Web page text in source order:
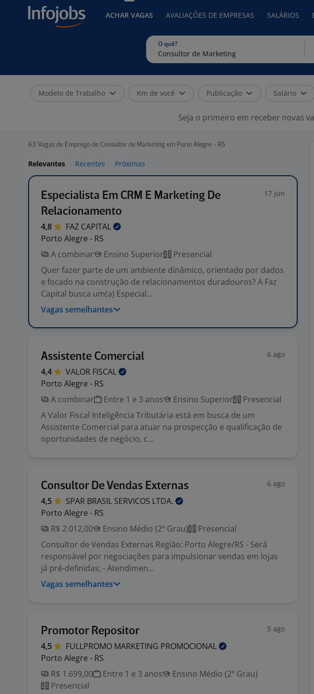
ACHAR VAGAS AVALIAÇÕES DE EMPRESAS SALÁRIOS
O quê?
Modelo de Trabalho Km de você Publicação Salário
Seja o primeiro em receber novas
63 Vagas de Emprego de Consultor de Marketing em Porto Alegre - RS
Relevantes Recentes Próximas
Especialista Em CRM E Marketing De
Relacionamento
17 jun
4,8 FAZ CAPITAL
Porto Alegre - RS
A combinar
Ensino Superior
Presencial
Quer fazer parte de um ambiente dinâmico, orientado por dados
e focado na construção de relacionamentos duradouros? A Faz
Capital busca um(a) Especial...
Vagas semelhantes
Assistente Comercial 6 ago
4,4 VALOR FISCAL
Porto Alegre - RS
A combinar
Entre 1 e 3 anos Ensino Superior
Presencial
A Valor Fiscal Inteligência Tributária está em busca de um
Assistente Comercial para atuar na prospecção e qualificação de
oportunidades de negócio, c...
Consultor De Vendas Externas 6 ago
4,5 SPAR BRASIL SERVICOS LTDA.
Porto Alegre - RS
R$ 2.012,00
Ensino Médio (2º Grau)
Presencial
Consultor de Vendas Externas Região: Porto Alegre/RS - Será
responsável por negociações para impulsionar vendas em lojas
já pré-definidas; - Atendimen...
Vagas semelhantes
Promotor Repositor 5 ago
4,5 FULLPROMO MARKETING PROMOCIONAL
Porto Alegre - RS
R$ 1.699,00
Entre 1 e 3 anos
Ensino Médio (2º Grau)
Presencial